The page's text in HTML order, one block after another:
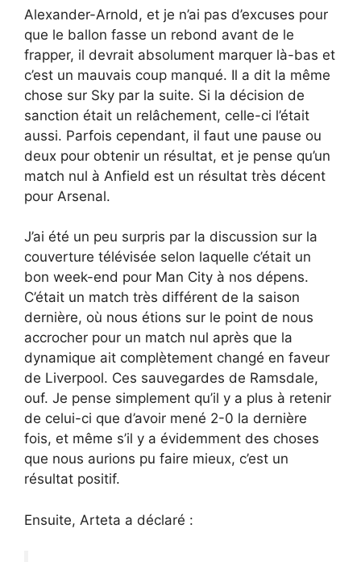
Alexander-Arnold, et je n’ai pas d’excuses pour
que le ballon fasse un rebond avant de le
frapper, il devrait absolument marquer là-bas et
c’est un mauvais coup manqué. Il a dit la même
chose sur Sky par la suite. Si la décision de
sanction était un relâchement, celle-ci l’était
aussi. Parfois cependant, il faut une pause ou
deux pour obtenir un résultat, et je pense qu’un
match nul à Anfield est un résultat très décent
pour Arsenal.
J’ai été un peu surpris par la discussion sur la
couverture télévisée selon laquelle c’était un
bon week-end pour Man City à nos dépens.
C’était un match très différent de la saison
dernière, où nous étions sur le point de nous
accrocher pour un match nul après que la
dynamique ait complètement changé en faveur
de Liverpool. Ces sauvegardes de Ramsdale,
ouf. Je pense simplement qu’il y a plus à retenir
de celui-ci que d’avoir mené 2-0 la dernière
fois, et même s’il y a évidemment des choses
que nous aurions pu faire mieux, c’est un
résultat positif.
Ensuite, Arteta a déclaré :